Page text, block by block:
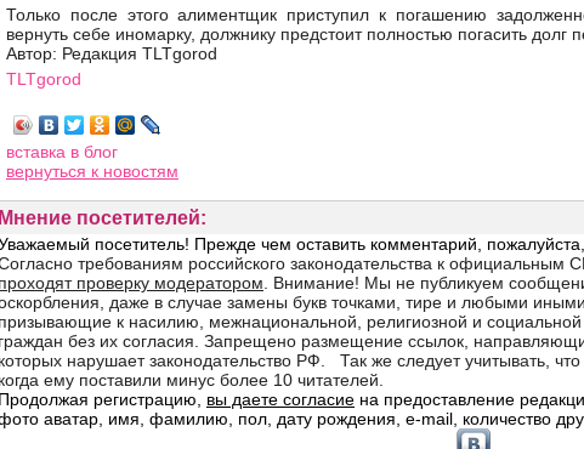
Только после этого алиментщик приступил к погашению
вернуть себе иномарку, должнику предстоит полностью погасить долг
Автор: Редакция TLTgorod
TLTgorod
вставка в блог
вернуться к новостям
Мнение посетителей: